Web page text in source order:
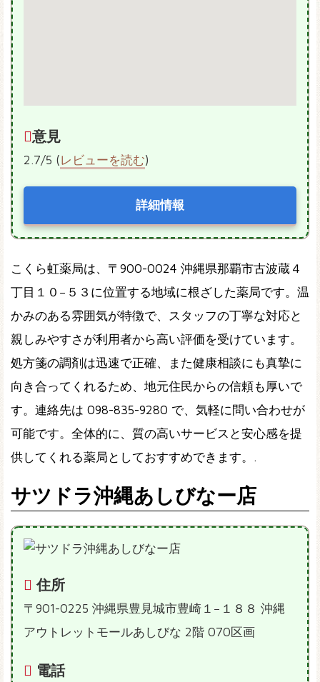
意見
2.7/5 (レビューを読む)
詳細情報
こくら虹薬局は、〒900-0024 沖縄県那覇市古波蔵４
丁目１０−５３に位置する地域に根ざした薬局です。温
かみのある雰囲気が特徴で、スタッフの丁寧な対応と
親しみやすさが利用者から高い評価を受けています。
処方箋の調剤は迅速で正確、また健康相談にも真摯に
向き合ってくれるため、地元住民からの信頼も厚いで
す。連絡先は 098-835-9280 で、気軽に問い合わせが
可能です。全体的に、質の高いサービスと安心感を提
供してくれる薬局としておすすめできます。.
サツドラ沖縄あしびなー店
住所
〒901-0225 沖縄県豊見城市豊崎１−１８８ 沖縄
アウトレットモールあしびな 2階 070区画
電話